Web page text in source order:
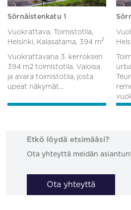
Sörnäistenkatu 1
Vuokrattava, Toimistotila,
Helsinki, Kalasatama, 394 m2
Vuokrattavana 3. kerroksen
394 m2 toimistotila. Valoisa
ja avara toimistotila, josta
upeat näkymät...
Etkö löydä etsimääsi?
Ota yhteyttä meidän
Ota yhteyttä